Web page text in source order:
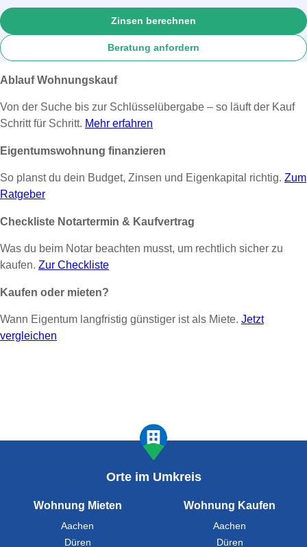
Zinsen berechnen
Beratung anfordern
Ablauf Wohnungskauf
Von der Suche bis zur Schlüsselübergabe – so läuft der Kauf
Schritt für Schritt. Mehr erfahren
Eigentumswohnung finanzieren
So planst du dein Budget, Zinsen und Eigenkapital richtig. Zum
Ratgeber
Checkliste Notartermin & Kaufvertrag
Was du beim Notar beachten musst, um rechtlich sicher zu
kaufen. Zur Checkliste
Kaufen oder mieten?
Wann Eigentum langfristig günstiger ist als Miete. Jetzt
vergleichen
Orte im Umkreis
Wohnung Mieten
Aachen
Düren
Wohnung Kaufen
Aachen
Düren